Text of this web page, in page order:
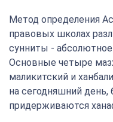
Метод определения
правовых школах
сунниты -
Основные четыре
маликитский и
на сегодняшний
придерживаются